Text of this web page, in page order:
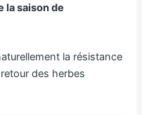
la saison de
la résistance
des herbes